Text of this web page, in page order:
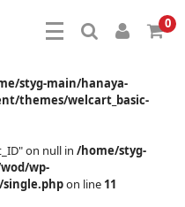
0
styg-main/hanaya-
themes/welcart_basic-
on null in /home/styg-
wp-
on line 11